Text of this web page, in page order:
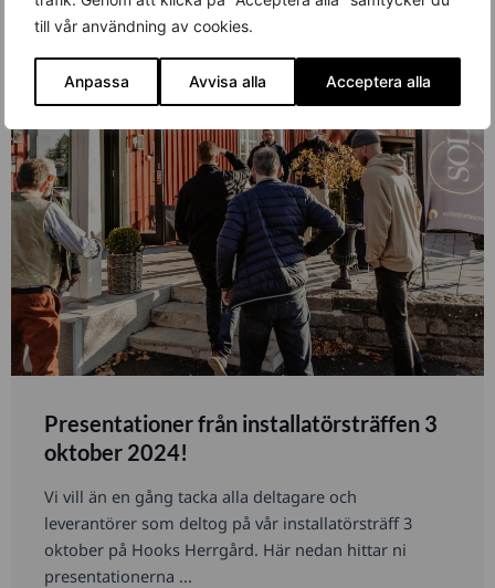
till vår användning av cookies.
Anpassa Avvisa alla Acceptera alla
Presentationer från installatörsträffen 3
oktober 2024!
Vi vill än en gång tacka alla deltagare och
leverantörer som deltog på vår installatörsträff 3
oktober på Hooks Herrgård. Här nedan hittar ni
presentationerna ...